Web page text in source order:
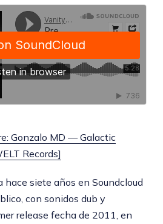
Gonzalo MD — Galactic
Records]
hace siete años en Soundcloud
con sonidos dub y
release fecha de 2011, en